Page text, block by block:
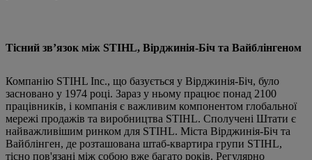
Тісний зв’язок між STIHL, Вірджинія-Біч та Вайблінгеном
Компанію STIHL Inc., що базується у Вірджинія-Біч, було
засновано у 1974 році. Зараз у ньому працює понад 2100
працівників, і компанія є важливим компонентом глобальної
мережі продажів та виробництва STIHL. Сполучені Штати є
найважливішим ринком для STIHL. Міста Вірджинія-Біч та
Вайблінген, де розташована штаб-квартира групи STIHL,
тісно пов'язані між собою вже багато років. Регулярно